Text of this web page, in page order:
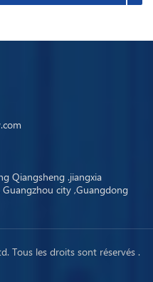
Qiangsheng .jiangxia
city ,Guangdong
Tous les droits sont réservés .